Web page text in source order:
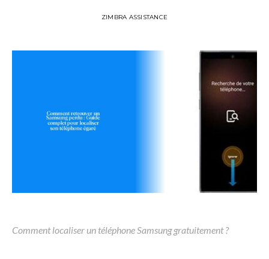
ZIMBRA ASSISTANCE
Comment localiser un téléphone Samsung gratuitement ?